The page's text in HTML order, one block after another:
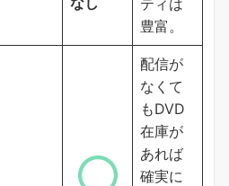
豊富。
配信が
なくて
もDVD
在庫が
あれば
確実に